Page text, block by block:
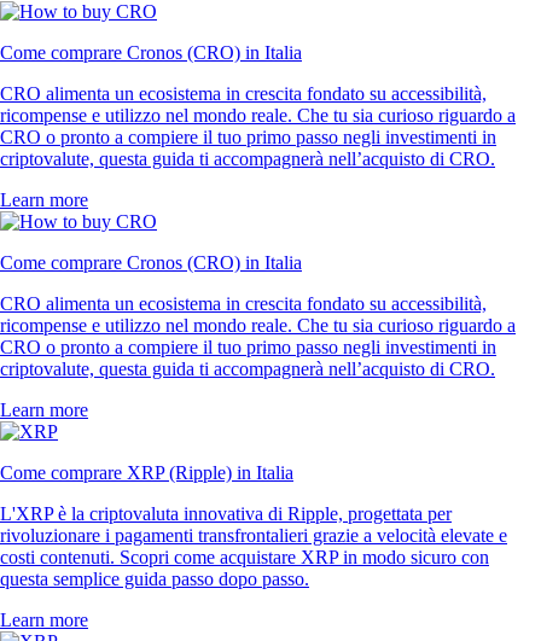
Come comprare Cronos (CRO) in Italia
CRO alimenta un ecosistema in crescita fondato su accessibilità,
ricompense e utilizzo nel mondo reale. Che tu sia curioso riguardo a
CRO o pronto a compiere il tuo primo passo negli investimenti in
criptovalute, questa guida ti accompagnerà nell’acquisto di CRO.
Learn more
Come comprare Cronos (CRO) in Italia
CRO alimenta un ecosistema in crescita fondato su accessibilità,
ricompense e utilizzo nel mondo reale. Che tu sia curioso riguardo a
CRO o pronto a compiere il tuo primo passo negli investimenti in
criptovalute, questa guida ti accompagnerà nell’acquisto di CRO.
Learn more
Come comprare XRP (Ripple) in Italia
L'XRP è la criptovaluta innovativa di Ripple, progettata per
rivoluzionare i pagamenti transfrontalieri grazie a velocità elevate e
costi contenuti. Scopri come acquistare XRP in modo sicuro con
questa semplice guida passo dopo passo.
Learn more